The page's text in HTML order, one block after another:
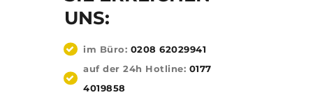
HOME
SERVICES
KONTAKT
PORTFOLIO
UNS:
im Büro: 0208 62029941
auf der 24h Hotline: 0177
4019858